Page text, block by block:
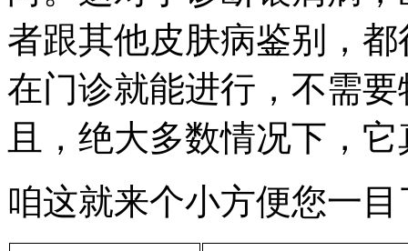
者跟其他皮肤病鉴别，
在门诊就能进行，不需
且，绝大多数情况下，
咱这就来个小方便您一目